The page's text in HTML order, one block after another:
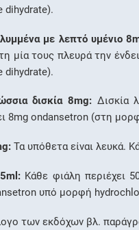
dihydrate).
με λεπτό υμένιο
μία τους πλευρά την
dihydrate).
δισκία 8mg:Δισκία
8mg ondansetron (στη
Τα υπόθετα είναι λευκά.
Κάθε φιάλη περιέχει
υπό μορφή
των εκδόχων βλ.